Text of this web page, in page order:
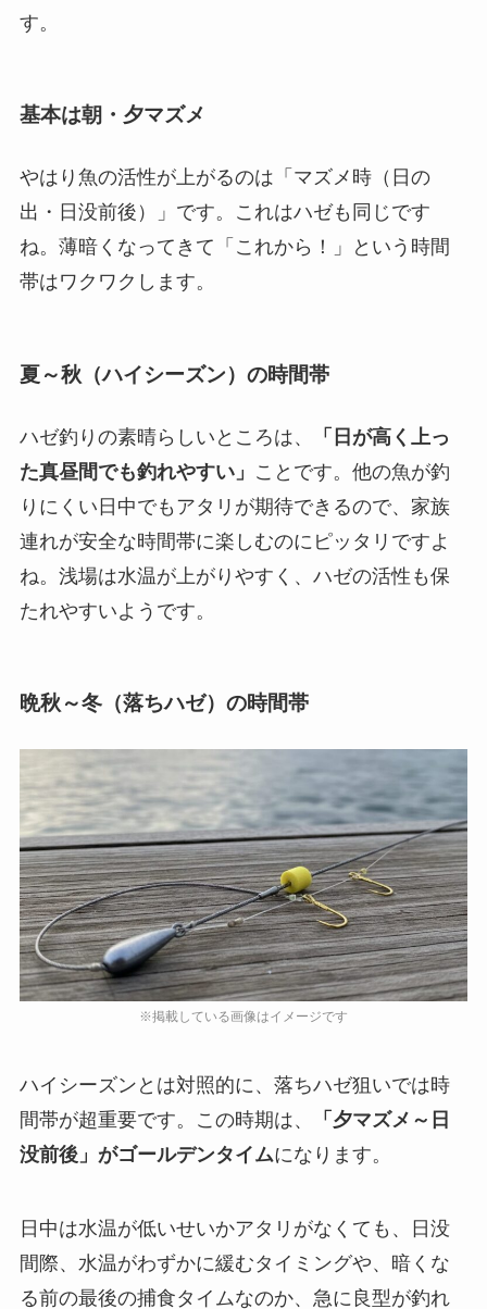
す。
基本は朝・夕マズメ
やはり魚の活性が上がるのは「マズメ時（日の
出・日没前後）」です。これはハゼも同じです
ね。薄暗くなってきて「これから！」という時間
帯はワクワクします。
夏～秋（ハイシーズン）の時間帯
ハゼ釣りの素晴らしいところは、
「日が高く上っ
た真昼間でも釣れやすい」 ことです。他の魚が釣
りにくい日中でもアタリが期待できるので、家族
連れが安全な時間帯に楽しむのにピッタリですよ
ね。浅場は水温が上がりやすく、ハゼの活性も保
たれやすいようです。
晩秋～冬（落ちハゼ）の時間帯
ハイシーズンとは対照的に、落ちハゼ狙いでは時
間帯が超重要です。この時期は、
「夕マズメ～日
没前後」がゴールデンタイムになります。
日中は水温が低いせいかアタリがなくても、日没
間際、水温がわずかに緩むタイミングや、暗くな
る前の最後の捕食タイムなのか、急に良型が釣れ